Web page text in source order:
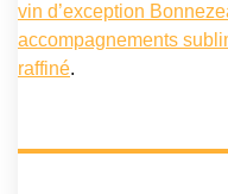
vin d’exception
accompagnements
raffiné.